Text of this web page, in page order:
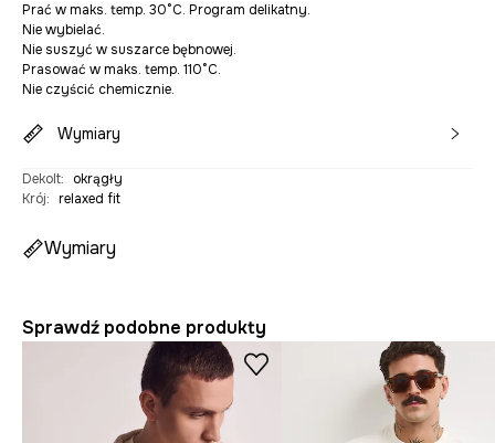
Prać w maks. temp. 30°C. Program delikatny.
Nie wybielać.
Nie suszyć w suszarce bębnowej.
Prasować w maks. temp. 110°C.
Nie czyścić chemicznie.
Wymiary
Dekolt:
okrągły
Krój: relaxed fit
Wymiary
Sprawdź podobne produkty